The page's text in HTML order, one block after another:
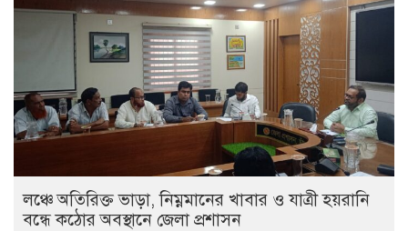
লঞ্চে অতিরিক্ত ভাড়া, নিম্নমানের খাবার ও যাত্রী হয়রানি
বন্ধে কঠোর অবস্থানে জেলা প্রশাসন